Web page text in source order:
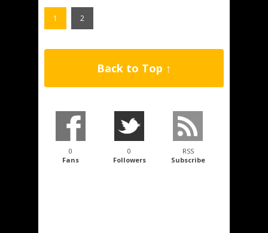
1 2
Back to Top ↑
0
Fans
0
Followers
RSS
Subscribe